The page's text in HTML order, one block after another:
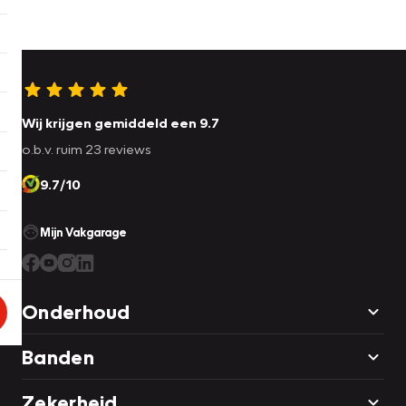
Wij krijgen gemiddeld een 9.7
o.b.v. ruim 23 reviews
9.7/10
Mijn Vakgarage
Onderhoud
Banden